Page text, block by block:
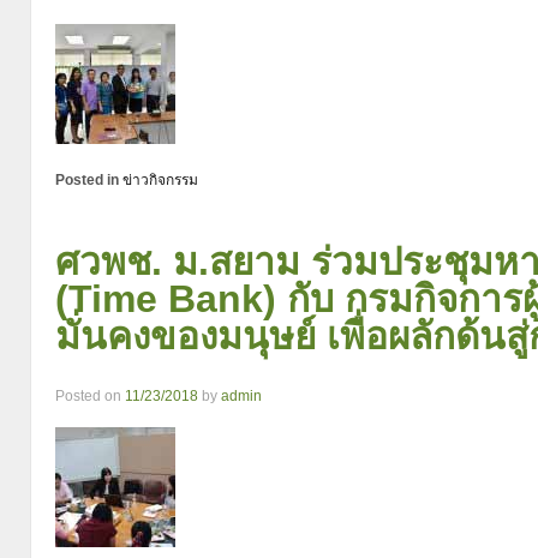
Posted in ข่าวกิจกรรม
ศวพช. ม.สยาม ร่วมประชุมห
(Time Bank) กับ กรมกิจกา
มั่นคงของมนุษย์ เพื่อผลักด้น
Posted on 11/23/2018 by admin